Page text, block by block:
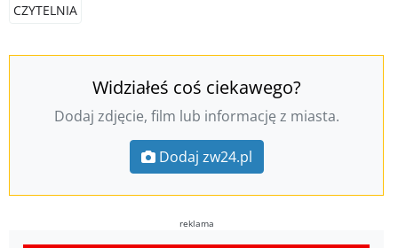
CZYTELNIA
Widziałeś coś ciekawego?
Dodaj zdjęcie, film lub informację z miasta.
Dodaj zw24.pl
reklama